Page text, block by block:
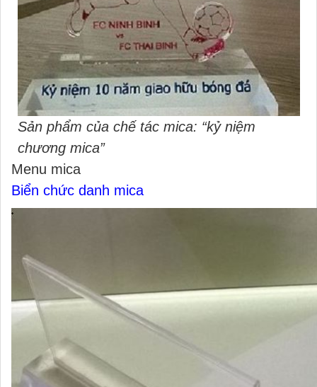
Sản phẩm của chế tác mica: “kỷ niệm
chương mica”
Menu mica
Biển chức danh mica